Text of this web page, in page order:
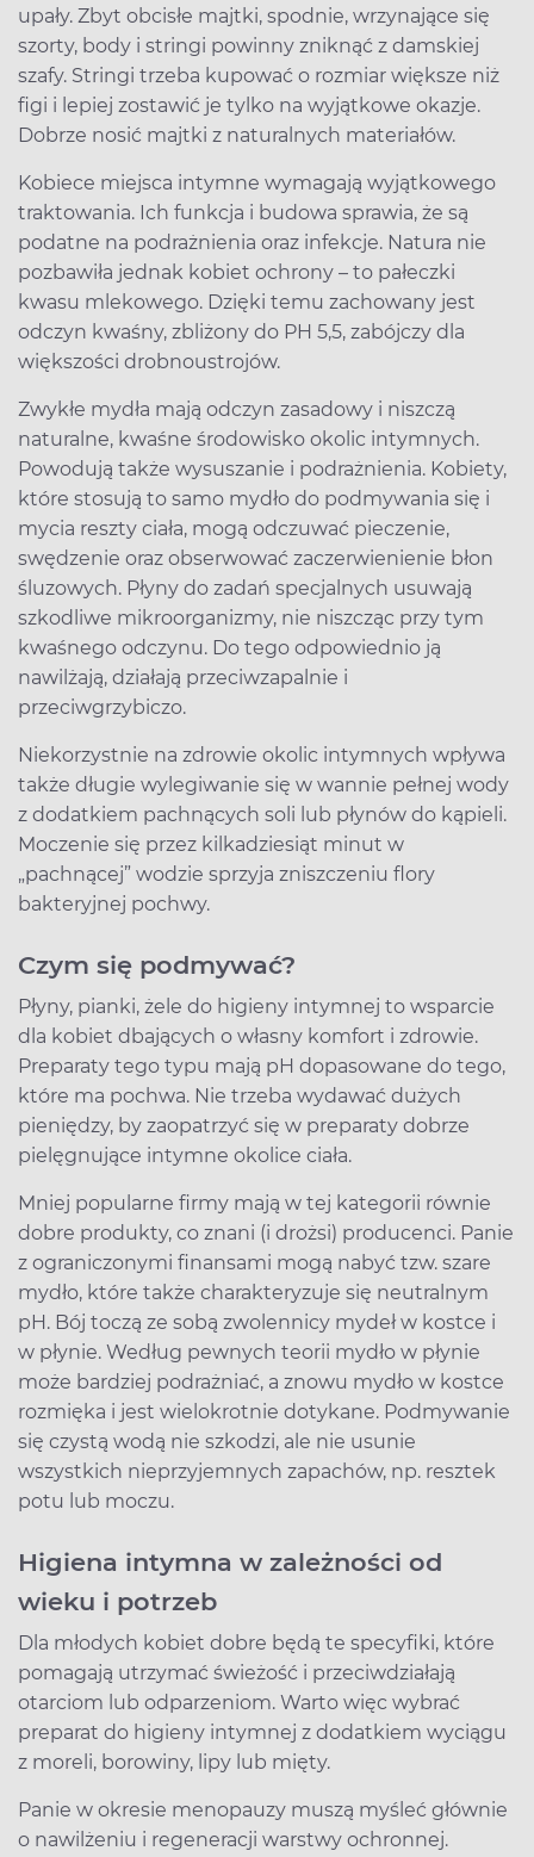
upały. Zbyt obcisłe majtki, spodnie, wrzynające się
szorty, body i stringi powinny zniknąć z damskiej
szafy. Stringi trzeba kupować o rozmiar większe niż
figi i lepiej zostawić je tylko na wyjątkowe okazje.
Dobrze nosić majtki z naturalnych materiałów.
Kobiece miejsca intymne wymagają wyjątkowego
traktowania. Ich funkcja i budowa sprawia, że są
podatne na podrażnienia oraz infekcje. Natura nie
pozbawiła jednak kobiet ochrony – to pałeczki
kwasu mlekowego. Dzięki temu zachowany jest
odczyn kwaśny, zbliżony do PH 5,5, zabójczy dla
większości drobnoustrojów.
Zwykłe mydła mają odczyn zasadowy i niszczą
naturalne, kwaśne środowisko okolic intymnych.
Powodują także wysuszanie i podrażnienia. Kobiety,
które stosują to samo mydło do podmywania się i
mycia reszty ciała, mogą odczuwać pieczenie,
swędzenie oraz obserwować zaczerwienienie błon
śluzowych. Płyny do zadań specjalnych usuwają
szkodliwe mikroorganizmy, nie niszcząc przy tym
kwaśnego odczynu. Do tego odpowiednio ją
nawilżają, działają przeciwzapalnie i
przeciwgrzybiczo.
Niekorzystnie na zdrowie okolic intymnych wpływa
także długie wylegiwanie się w wannie pełnej wody
z dodatkiem pachnących soli lub płynów do kąpieli.
Moczenie się przez kilkadziesiąt minut w
„pachnącej” wodzie sprzyja zniszczeniu flory
bakteryjnej pochwy.
Czym się podmywać?
Płyny, pianki, żele do higieny intymnej to wsparcie
dla kobiet dbających o własny komfort i zdrowie.
Preparaty tego typu mają pH dopasowane do tego,
które ma pochwa. Nie trzeba wydawać dużych
pieniędzy, by zaopatrzyć się w preparaty dobrze
pielęgnujące intymne okolice ciała.
Mniej popularne firmy mają w tej kategorii równie
dobre produkty, co znani (i drożsi) producenci. Panie
z ograniczonymi finansami mogą nabyć tzw. szare
mydło, które także charakteryzuje się neutralnym
pH. Bój toczą ze sobą zwolennicy mydeł w kostce i
w płynie. Według pewnych teorii mydło w płynie
może bardziej podrażniać, a znowu mydło w kostce
rozmięka i jest wielokrotnie dotykane. Podmywanie
się czystą wodą nie szkodzi, ale nie usunie
wszystkich nieprzyjemnych zapachów, np. resztek
potu lub moczu.
Higiena intymna w zależności od
wieku i potrzeb
Dla młodych kobiet dobre będą te specyfiki, które
pomagają utrzymać świeżość i przeciwdziałają
otarciom lub odparzeniom. Warto więc wybrać
preparat do higieny intymnej z dodatkiem wyciągu
z moreli, borowiny, lipy lub mięty.
Panie w okresie menopauzy muszą myśleć głównie
o nawilżeniu i regeneracji warstwy ochronnej.